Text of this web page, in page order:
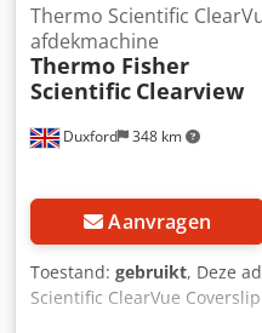
Duxford 348 km
Thermo Scientific
afdekmachine
Thermo Fisher
Scientific Clearview
Aanvragen
Toestand: gebruikt, Deze
Scientific ClearVue
operationeel en direct klaar